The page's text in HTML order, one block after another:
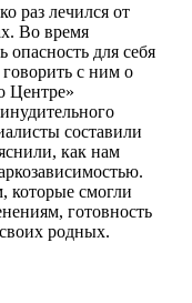
раз лечился от
Во время
опасность для себя
с ним о
Центре»
составили
как нам
которые смогли
готовность
родных.